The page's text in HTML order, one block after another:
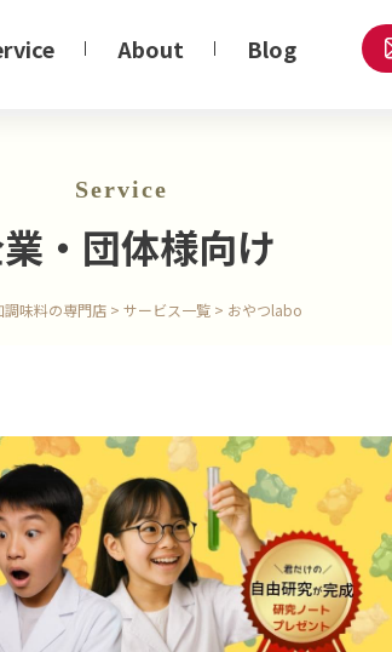
About Blog
Service
・団体様向け
味料の専門店 > サービス一覧 > おやつlabo